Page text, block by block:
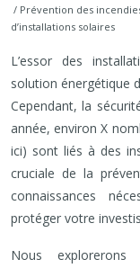
/ Prévention des
d’installations solaires
L’essor des
solution énergétique
Cependant, la
année, environ X
ici) sont liés à des
cruciale de la
connaissances
protéger votre
Nous